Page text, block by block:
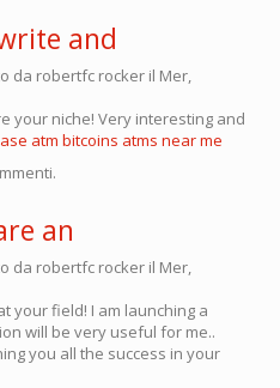
and
da robertfc rocker il Mer,
your niche! Very interesting and
atm bitcoins atms near me
an
da robertfc rocker il Mer,
your field! I am launching a
will be very useful for me..
you all the success in your